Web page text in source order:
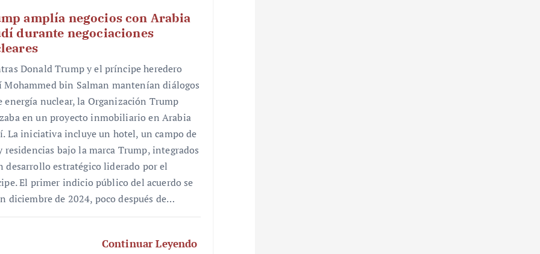
amplía negocios con Arabia
durante negociaciones
Donald Trump y el príncipe heredero
Mohammed bin Salman mantenían diálogos
energía nuclear, la Organización Trump
en un proyecto inmobiliario en Arabia
La iniciativa incluye un hotel, un campo de
residencias bajo la marca Trump, integrados
desarrollo estratégico liderado por el
El primer indicio público del acuerdo se
diciembre de 2024, poco después de…
Continuar Leyendo